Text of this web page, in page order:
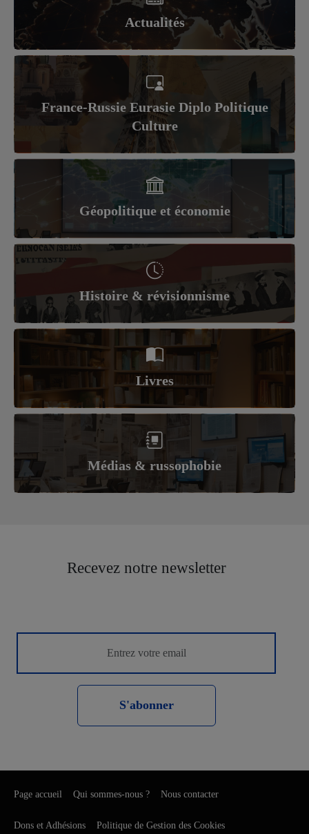
Actualités
France-Russie Eurasie Diplo Politique
Culture
Géopolitique et économie
Histoire & révisionnisme
Livres
Médias & russophobie
Recevez notre newsletter
S'abonner
Page accueil Qui sommes-nous ? Nous contacter
Dons et Adhésions Politique de Gestion des Cookies